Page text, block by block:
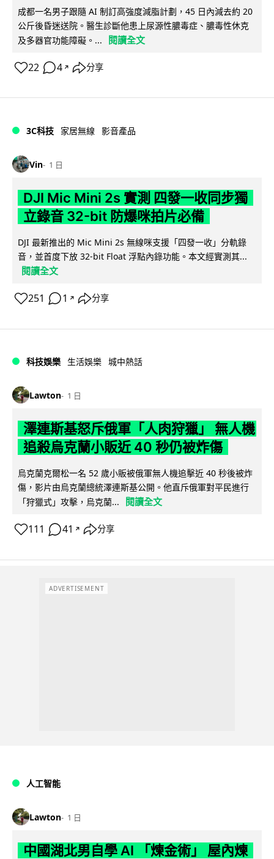
成都一名男子跟隨 AI 制訂高強度減脂計劃，45 日內減去約 20
公斤後昏迷送院。醫生診斷他患上尿源性膿毒症、膿毒性休克
及多器官功能障礙。...
閱讀全文
22 4 ↗ 分享
3C科技 家居無線 影音產品
Vin 1 日
DJI Mic Mini 2s 實測 四發一收同步獨
立錄音 32-bit 防爆咪拍片必備
DJI 最新推出的 Mic Mini 2s 無線咪支援「四發一收」分軌錄
音，並首度下放 32-bit Float 浮點內錄功能。本文經實測其...
閱讀全文
251 1 ↗ 分享
科技娛樂 生活娛樂 城中熱話
Lawton 1 日
澤連斯基怒斥俄軍「人肉狩獵」 無人機
追殺烏克蘭小販近 40 秒仍被炸傷
烏克蘭克爾松一名 52 歲小販被俄軍無人機追擊近 40 秒後被炸
傷，影片由烏克蘭總統澤連斯基公開。他直斥俄軍對平民進行
「狩獵式」攻擊，烏克蘭...
閱讀全文
111 41 ↗ 分享
ADVERTISEMENT
人工智能
Lawton 1 日
中國湖北男自學 AI 「煉金術」 屋內煉